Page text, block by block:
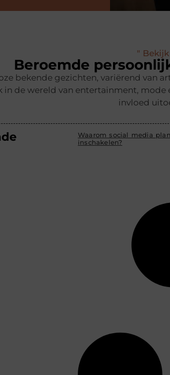
"
Beroemde
bekende gezichten, variërend van
in de wereld van entertainment,
invloed
Waarom social media
inschakelen?